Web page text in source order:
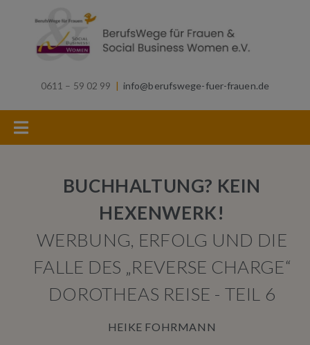
0611 – 59 02 99 | info@berufswege-fuer-frauen.de
BUCHHALTUNG? KEIN
HEXENWERK!
WERBUNG, ERFOLG UND DIE
FALLE DES „REVERSE CHARGE“
DOROTHEAS REISE - TEIL 6
HEIKE FOHRMANN